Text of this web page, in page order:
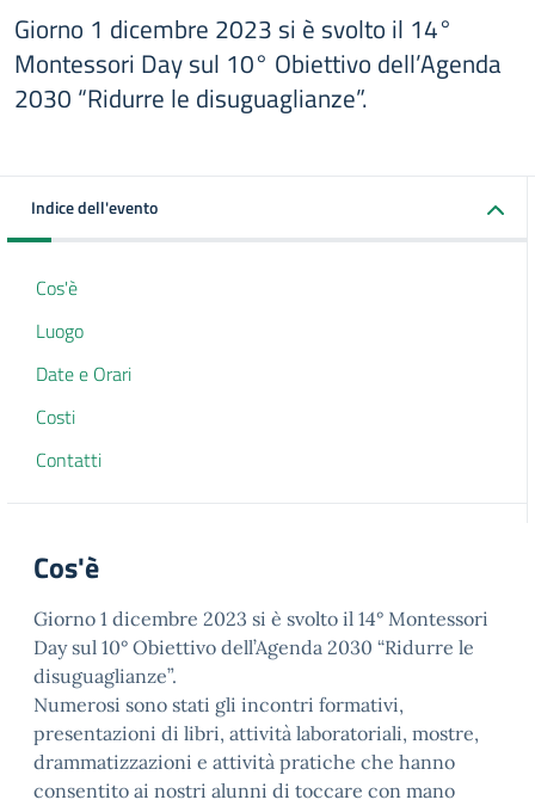
Giorno 1 dicembre 2023 si è svolto il 14°
Montessori Day sul 10° Obiettivo dell’Agenda
2030 “Ridurre le disuguaglianze”.
Indice dell'evento
Cos'è
Luogo
Date e Orari
Costi
Contatti
Cos'è
Giorno 1 dicembre 2023 si è svolto il 14° Montessori
Day sul 10° Obiettivo dell’Agenda 2030 “Ridurre le
disuguaglianze”.
Numerosi sono stati gli incontri formativi,
presentazioni di libri, attività laboratoriali, mostre,
drammatizzazioni e attività pratiche che hanno
consentito ai nostri alunni di toccare con mano